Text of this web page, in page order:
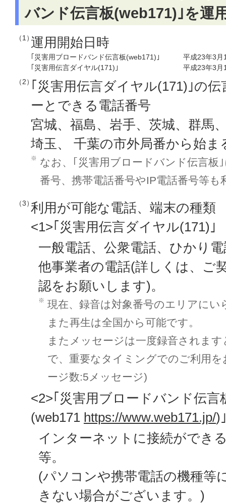
バンド伝言板(web171)｣を運
（1）運用開始日時
｢災害用ブロードバンド伝言板(web171)｣
平成23年3月
｢災害用伝言ダイヤル(171)｣
平成23年3月
（2）｢災害用伝言ダイヤル(171)｣の
ーとできる電話番号
宮城、福島、岩手、茨城、群馬
埼玉、 千葉の市外局番から始ま
※ なお、｢災害用ブロードバンド伝言板
番号、携帯電話番号やIP電話番号等も
（3）利用が可能な電話、端末の種類
<1>｢災害用伝言ダイヤル(171)｣
一般電話、公衆電話、ひかり
他事業者の電話(詳しくは、ご
認をお願いします)。
※ 現在、録音は対象番号のエリアに
また再生は全国から可能です。
またメッセージは一度録音されま
で、重要なタイミングでのご利用
ージ数:5メッセージ)
<2>｢災害用ブロードバンド伝言
(web171 https://www.web171.jp/)
インターネットに接続ができ
等。
(パソコンや携帯電話の機種等
きない場合がございます。)